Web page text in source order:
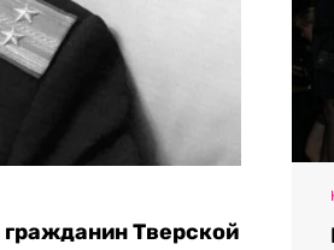
Тверской